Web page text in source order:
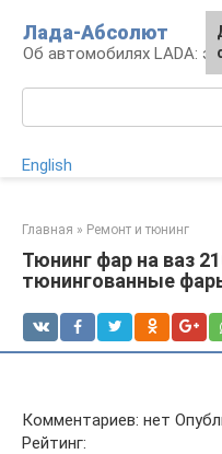
контенту
Лада-Абсолют
Об автомобилях LADA:
English
Главная » Ремонт и тюнинг
Тюнинг фар на ваз
тюнингованные
Комментариев: нет
Рейтинг: